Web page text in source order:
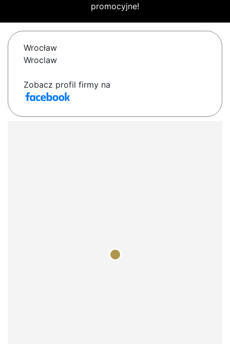
promocyjne!
Wrocław
Wroclaw
Zobacz profil firmy na